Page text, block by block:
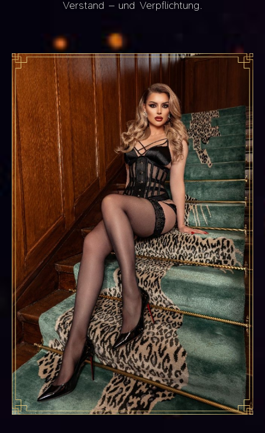
Verstand – und Verpflichtung.